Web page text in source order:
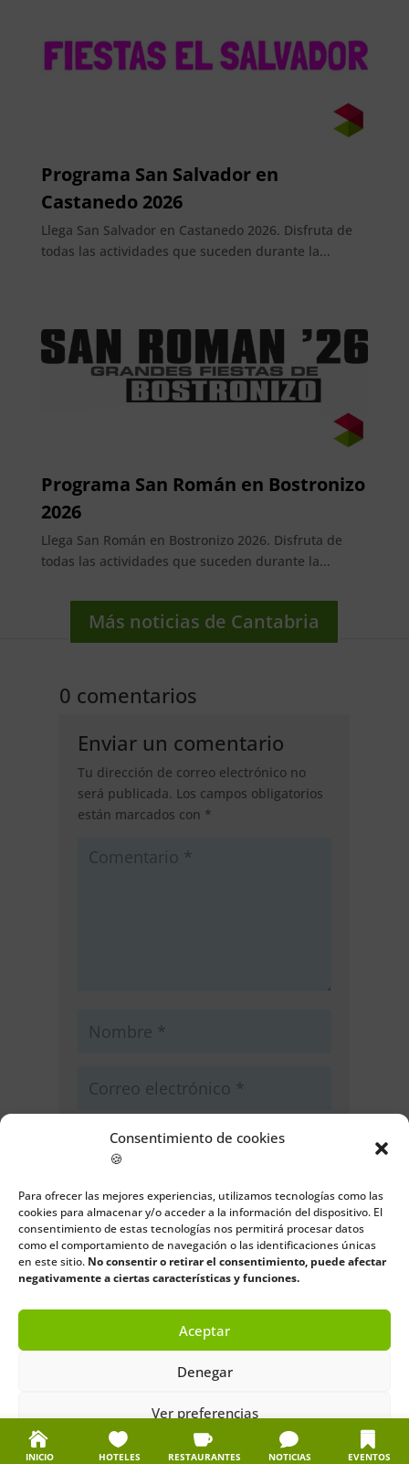
Consentimiento de cookies
🍪
Para ofrecer las mejores experiencias, utilizamos tecnologías como las
cookies para almacenar y/o acceder a la información del dispositivo. El
consentimiento de estas tecnologías nos permitirá procesar datos
como el comportamiento de navegación o las identificaciones únicas
en este sitio. No consentir o retirar el consentimiento, puede afectar
negativamente a ciertas características y funciones.
Aceptar
Denegar
Ver preferencias
Política de cookiesPolítica de privacidadAviso legal
INICIO HOTELES RESTAURANTES NOTICIAS EVENTOS
Programa San Salvador en
Castanedo 2026
Llega San Salvador en Castanedo 2026. Disfruta de
todas las actividades que suceden durante la...
Programa San Román en Bostronizo
2026
Llega San Román en Bostronizo 2026. Disfruta de
todas las actividades que suceden durante la...
Más noticias de Cantabria
0 comentarios
Enviar un comentario
Tu dirección de correo electrónico no
será publicada. Los campos obligatorios
están marcados con *
Guarda mi nombre, correo
electrónico y web en este navegador
para la próxima vez que comente.
Enviar comentario